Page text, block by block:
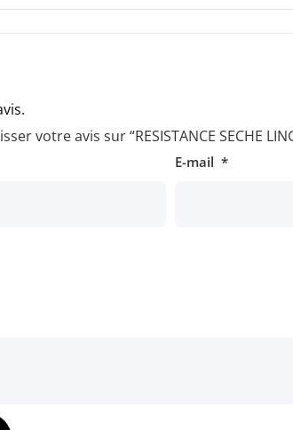
votre avis sur “RESISTANCE SECHE
E-mail *